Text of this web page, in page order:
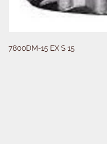
7800DM-15 EX S 15